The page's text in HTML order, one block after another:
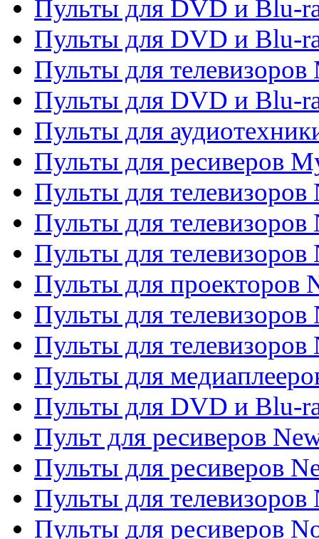
Пульты для DVD и Blu-
Пульты для DVD и Blu-
Пульты для телевизоров
Пульты для DVD и Blu-
Пульты для
Пульты для ресиверов
Пульты для телевизоров
Пульты для телевизоров
Пульты для телевизоров
Пульты для проекторов
Пульты для телевизоров
Пульты для телевизоров
Пульты для
Пульты для DVD и Blu-
Пульт для ресиверов
Пульты для ресиверов
Пульты для телевизоров
Пульты для ресиверов